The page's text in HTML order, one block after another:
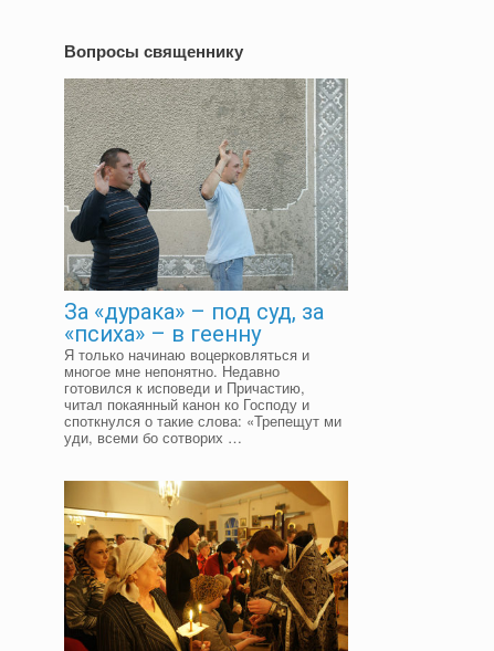
Вопросы священнику
За «дурака» – под суд, за
«психа» – в геенну
Я только начинаю воцерковляться и
многое мне непонятно. Недавно
готовился к исповеди и Причастию,
читал покаянный канон ко Господу и
споткнулся о такие слова: «Трепещут ми
уди, всеми бо сотворих …